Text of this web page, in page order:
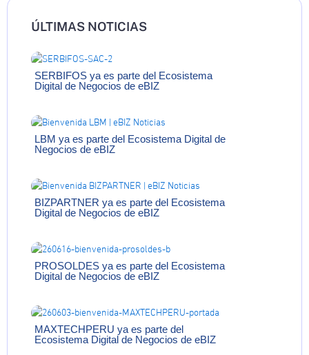
ÚLTIMAS NOTICIAS
SERBIFOS ya es parte del Ecosistema
Digital de Negocios de eBIZ
LBM ya es parte del Ecosistema Digital de
Negocios de eBIZ
BIZPARTNER ya es parte del Ecosistema
Digital de Negocios de eBIZ
PROSOLDES ya es parte del Ecosistema
Digital de Negocios de eBIZ
MAXTECHPERU ya es parte del
Ecosistema Digital de Negocios de eBIZ